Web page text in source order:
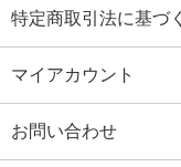
特定商取引法に基づ
マイアカウント
お問い合わせ